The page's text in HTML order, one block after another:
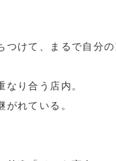
つけて、まるで自分
り合う店内。
れている。